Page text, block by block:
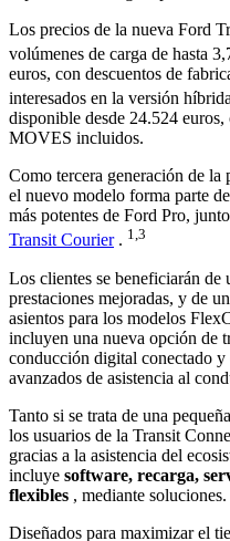
Los precios de la nueva Ford
volúmenes de carga de hasta
euros, con descuentos de
interesados ​​en la versión
disponible desde 24.524
MOVES incluidos.
Como tercera generación de
el nuevo modelo forma parte
más potentes de Ford Pro,
Transit Courier. 1,3
Los clientes se beneficiarán de
prestaciones mejoradas, y de
asientos para los modelos
incluyen una nueva opción de
conducción digital conectado
avanzados de asistencia al
Tanto si se trata de una
los usuarios de la Transit
gracias a la asistencia del
incluye software, recarga,
flexibles , mediante soluciones.
Diseñados para maximizar el